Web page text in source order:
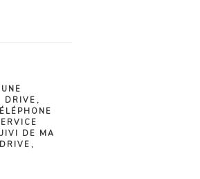
DRIVE ,
DE MA
,